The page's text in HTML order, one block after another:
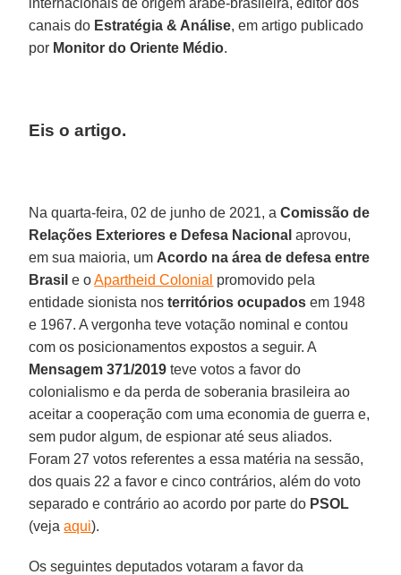
canais do Estratégia & Análise, em artigo publicado
por Monitor do Oriente Médio.
Eis o artigo.
Na quarta-feira, 02 de junho de 2021, aComissão de
Relações Exteriores e Defesa Nacional aprovou,
em sua maioria, um Acordo na área de defesa entre
Brasil e oApartheid Colonial promovido pela
entidade sionista nosterritórios ocupados em 1948
e 1967. A vergonha teve votação nominal e contou
com os posicionamentos expostos a seguir. A
Mensagem 371/2019 teve votos a favor do
colonialismo e da perda de soberania brasileira ao
aceitar a cooperação com uma economia de guerra e,
sem pudor algum, de espionar até seus aliados.
Foram 27 votos referentes a essa matéria na sessão,
dos quais 22 a favor e cinco contrários, além do voto
separado e contrário ao acordo por parte do PSOL
(vejaaqui).
Os seguintes deputados votaram a favor da